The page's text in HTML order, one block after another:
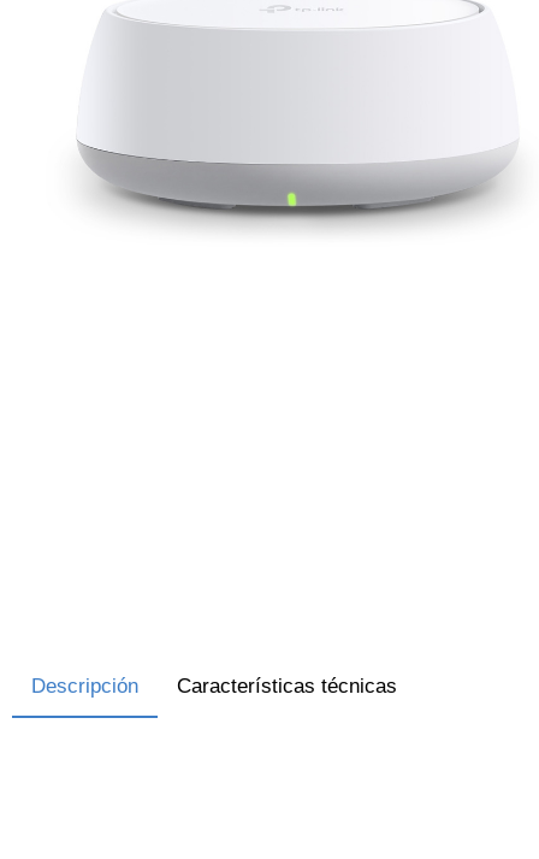
Descripción Características técnicas